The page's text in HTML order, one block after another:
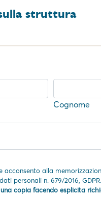
struttura
Cognome
acconsento alla
personali n. 679/2016, GDPR.
copia facendo esplicita